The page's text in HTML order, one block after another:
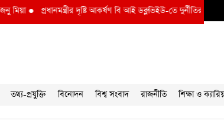
●প্রধানমন্ত্রীর দৃষ্টি আকর্ষণ বি আই ডব্লুভিইউ-তে দুর্নীতির বাদশ
তথ্য-প্রযুক্তি বিনোদন বিশ্ব সংবাদ রাজনীতি শিক্ষা ও